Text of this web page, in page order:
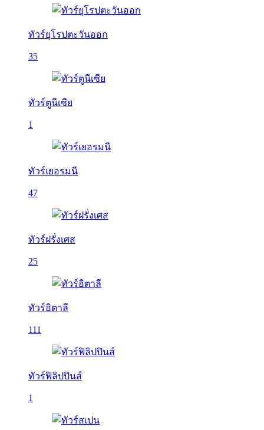
ทัวร์ยุโรปตะวันออก
35
ทัวร์ตูนีเซีย
1
ทัวร์เยอรมนี
47
ทัวร์ฝรั่งเศส
25
ทัวร์อิตาลี
111
ทัวร์ฟิลิปปินส์
1